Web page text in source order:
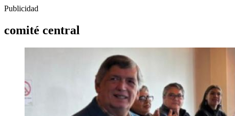
Publicidad
comité central